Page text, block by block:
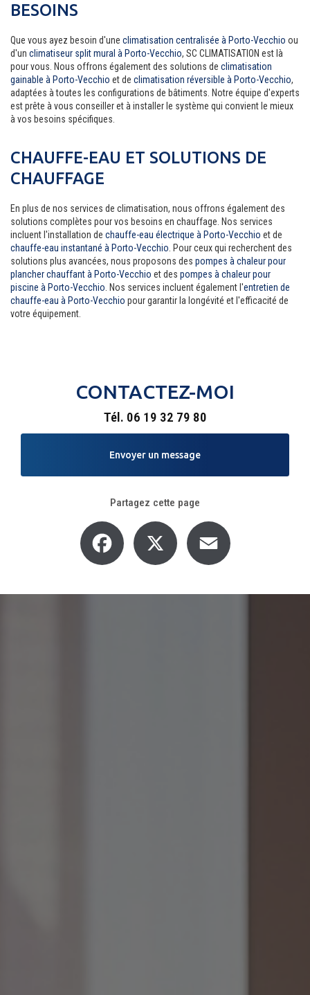
BESOINS
Que vous ayez besoin d'une climatisation centralisée à Porto-Vecchio ou
d'un climatiseur split mural à Porto-Vecchio, SC CLIMATISATION est là
pour vous. Nous offrons également des solutions de climatisation
gainable à Porto-Vecchio et de climatisation réversible à Porto-Vecchio,
adaptées à toutes les configurations de bâtiments. Notre équipe d'experts
est prête à vous conseiller et à installer le système qui convient le mieux
à vos besoins spécifiques.
CHAUFFE-EAU ET SOLUTIONS DE
CHAUFFAGE
En plus de nos services de climatisation, nous offrons également des
solutions complètes pour vos besoins en chauffage. Nos services
incluent l'installation de chauffe-eau électrique à Porto-Vecchio et de
chauffe-eau instantané à Porto-Vecchio. Pour ceux qui recherchent des
solutions plus avancées, nous proposons des pompes à chaleur pour
plancher chauffant à Porto-Vecchio et des pompes à chaleur pour
piscine à Porto-Vecchio. Nos services incluent également l'entretien de
chauffe-eau à Porto-Vecchio pour garantir la longévité et l'efficacité de
votre équipement.
CONTACTEZ-MOI
Tél. 06 19 32 79 80
Envoyer un message
Partagez cette page
Facebook